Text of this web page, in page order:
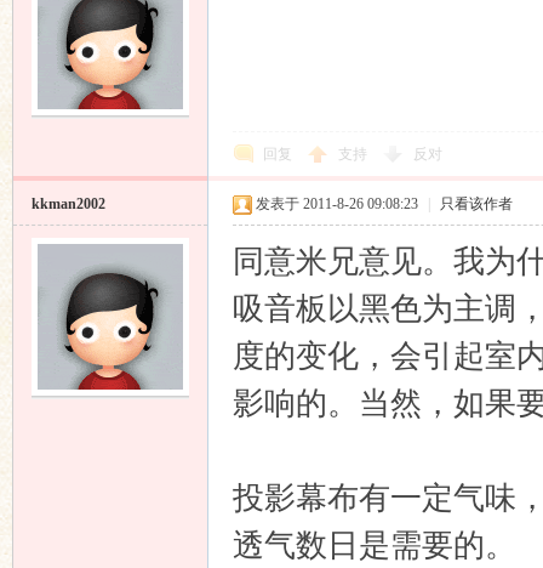
回复 支持 反对
kkman2002 发表于 2011-8-26 09:08:23 只看该作者
同意米兄意见。我为
吸音板以黑色为主调
度的变化，会引起室
影响的。当然，如果
投影幕布有一定气味
透气数日是需要的。